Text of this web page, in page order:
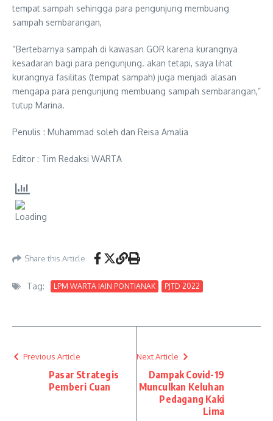
tempat sampah sehingga para pengunjung membuang
sampah sembarangan,
“Bertebarnya sampah di kawasan GOR karena kurangnya
kesadaran bagi para pengunjung. akan tetapi, saya lihat
kurangnya fasilitas (tempat sampah) juga menjadi alasan
mengapa para pengunjung membuang sampah sembarangan,”
tutup Marina.
Penulis : Muhammad soleh dan Reisa Amalia
Editor : Tim Redaksi WARTA
Share this Article
Tag: LPM WARTA IAIN PONTIANAK PJTD 2022
Previous Article
Pasar Strategis
Pemberi Cuan
Next Article
Dampak Covid-19
Munculkan Keluhan
Pedagang Kaki
Lima